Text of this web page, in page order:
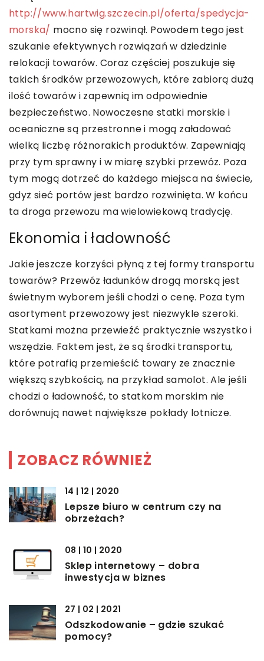
http://www.hartwig.szczecin.pl/oferta/spedycja-
morska/ mocno się rozwinął. Powodem tego jest
szukanie efektywnych rozwiązań w dziedzinie
relokacji towarów. Coraz częściej poszukuje się
takich środków przewozowych, które zabiorą dużą
ilość towarów i zapewnią im odpowiednie
bezpieczeństwo. Nowoczesne statki morskie i
oceaniczne są przestronne i mogą załadować
wielką liczbę różnorakich produktów. Zapewniają
przy tym sprawny i w miarę szybki przewóz. Poza
tym mogą dotrzeć do każdego miejsca na świecie,
gdyż sieć portów jest bardzo rozwinięta. W końcu
ta droga przewozu ma wielowiekową tradycję.
Ekonomia i ładowność
Jakie jeszcze korzyści płyną z tej formy transportu
towarów? Przewóz ładunków drogą morską jest
świetnym wyborem jeśli chodzi o cenę. Poza tym
asortyment przewozowy jest niezwykle szeroki.
Statkami można przewieźć praktycznie wszystko i
wszędzie. Faktem jest, że są środki transportu,
które potrafią przemieścić towary ze znacznie
większą szybkością, na przykład samolot. Ale jeśli
chodzi o ładowność, to statkom morskim nie
dorównują nawet największe pokłady lotnicze.
ZOBACZ RÓWNIEŻ
14 | 12 | 2020
Lepsze biuro w centrum czy na
obrzeżach?
08 | 10 | 2020
Sklep internetowy – dobra
inwestycja w biznes
27 | 02 | 2021
Odszkodowanie – gdzie szukać
pomocy?